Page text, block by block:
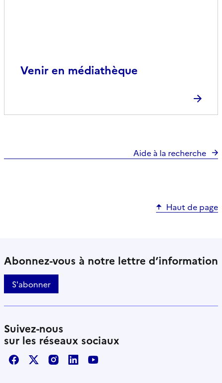
Venir en médiathèque
Aide à la recherche
Haut de page
Abonnez-vous à notre lettre d’information
S'abonner
Suivez-nous
sur les réseaux sociaux
FacebookX / TwitterInstagram
LinkedInYoutube